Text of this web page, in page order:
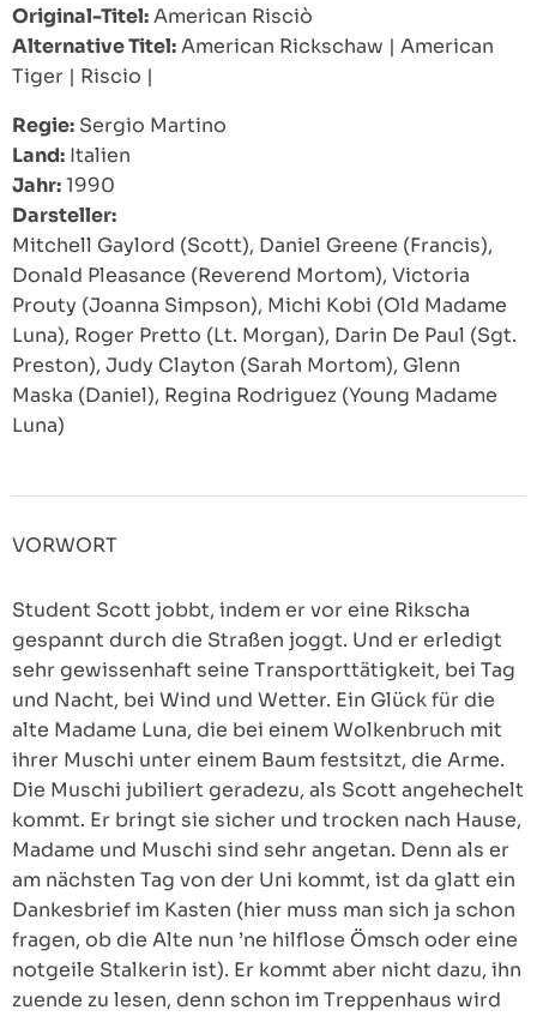
Original-Titel:American Risciò
Alternative Titel:American Rickschaw | American
Tiger | Riscio |
Regie: Sergio Martino
Land: Italien
Jahr:1990
Darsteller:
Mitchell Gaylord (Scott), Daniel Greene (Francis),
Donald Pleasance (Reverend Mortom), Victoria
Prouty (Joanna Simpson), Michi Kobi (Old Madame
Luna), Roger Pretto (Lt. Morgan), Darin De Paul (Sgt.
Preston), Judy Clayton (Sarah Mortom), Glenn
Maska (Daniel), Regina Rodriguez (Young Madame
Luna)
VORWORT
Student Scott jobbt, indem er vor eine Rikscha
gespannt durch die Straßen joggt. Und er erledigt
sehr gewissenhaft seine Transporttätigkeit, bei Tag
und Nacht, bei Wind und Wetter. Ein Glück für die
alte Madame Luna, die bei einem Wolkenbruch mit
ihrer Muschi unter einem Baum festsitzt, die Arme.
Die Muschi jubiliert geradezu, als Scott angehechelt
kommt. Er bringt sie sicher und trocken nach Hause,
Madame und Muschi sind sehr angetan. Denn als er
am nächsten Tag von der Uni kommt, ist da glatt ein
Dankesbrief im Kasten (hier muss man sich ja schon
fragen, ob die Alte nun ’ne hilflose Ömsch oder eine
notgeile Stalkerin ist). Er kommt aber nicht dazu, ihn
zuende zu lesen, denn schon im Treppenhaus wird